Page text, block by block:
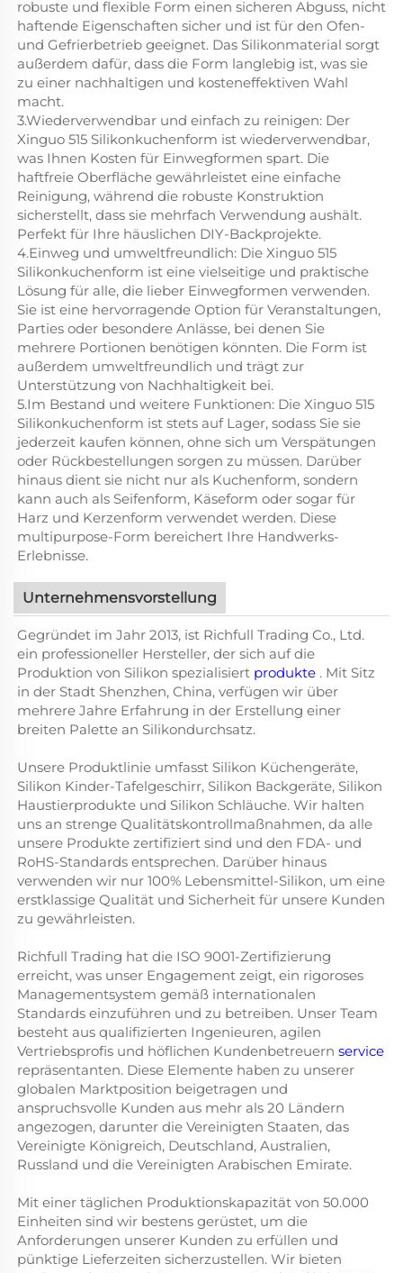
robuste und flexible Form einen sicheren Abguss, nicht
haftende Eigenschaften sicher und ist für den Ofen-
und Gefrierbetrieb geeignet. Das Silikonmaterial sorgt
außerdem dafür, dass die Form langlebig ist, was sie
zu einer nachhaltigen und kosteneffektiven Wahl
macht.
3.Wiederverwendbar und einfach zu reinigen: Der
Xinguo 515 Silikonkuchenform ist wiederverwendbar,
was Ihnen Kosten für Einwegformen spart. Die
haftfreie Oberfläche gewährleistet eine einfache
Reinigung, während die robuste Konstruktion
sicherstellt, dass sie mehrfach Verwendung aushält.
Perfekt für Ihre häuslichen DIY-Backprojekte.
4.Einweg und umweltfreundlich: Die Xinguo 515
Silikonkuchenform ist eine vielseitige und praktische
Lösung für alle, die lieber Einwegformen verwenden.
Sie ist eine hervorragende Option für Veranstaltungen,
Parties oder besondere Anlässe, bei denen Sie
mehrere Portionen benötigen könnten. Die Form ist
außerdem umweltfreundlich und trägt zur
Unterstützung von Nachhaltigkeit bei.
5.Im Bestand und weitere Funktionen: Die Xinguo 515
Silikonkuchenform ist stets auf Lager, sodass Sie sie
jederzeit kaufen können, ohne sich um Verspätungen
oder Rückbestellungen sorgen zu müssen. Darüber
hinaus dient sie nicht nur als Kuchenform, sondern
kann auch als Seifenform, Käseform oder sogar für
Harz und Kerzenform verwendet werden. Diese
multipurpose-Form bereichert Ihre Handwerks-
Erlebnisse.
Unternehmensvorstellung
Gegründet im Jahr 2013, ist Richfull Trading Co., Ltd.
ein professioneller Hersteller, der sich auf die
Produktion von Silikon spezialisiert produkte . Mit Sitz
in der Stadt Shenzhen, China, verfügen wir über
mehrere Jahre Erfahrung in der Erstellung einer
breiten Palette an Silikondurchsatz.
Unsere Produktlinie umfasst Silikon Küchengeräte,
Silikon Kinder-Tafelgeschirr, Silikon Backgeräte, Silikon
Haustierprodukte und Silikon Schläuche. Wir halten
uns an strenge Qualitätskontrollmaßnahmen, da alle
unsere Produkte zertifiziert sind und den FDA- und
RoHS-Standards entsprechen. Darüber hinaus
verwenden wir nur 100% Lebensmittel-Silikon, um eine
erstklassige Qualität und Sicherheit für unsere Kunden
zu gewährleisten.
Richfull Trading hat die ISO 9001-Zertifizierung
erreicht, was unser Engagement zeigt, ein rigoroses
Managementsystem gemäß internationalen
Standards einzuführen und zu betreiben. Unser Team
besteht aus qualifizierten Ingenieuren, agilen
Vertriebsprofis und höflichen Kundenbetreuern service
repräsentanten. Diese Elemente haben zu unserer
globalen Marktposition beigetragen und
anspruchsvolle Kunden aus mehr als 20 Ländern
angezogen, darunter die Vereinigten Staaten, das
Vereinigte Königreich, Deutschland, Australien,
Russland und die Vereinigten Arabischen Emirate.
Mit einer täglichen Produktionskapazität von 50.000
Einheiten sind wir bestens gerüstet, um die
Anforderungen unserer Kunden zu erfüllen und
pünktige Lieferzeiten sicherzustellen. Wir bieten